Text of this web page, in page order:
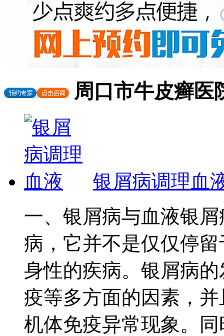
周口市牛皮癣医
银屑病调理血
一、银屑病与血液银
病，它并不是仅仅停
身性的疾病。银屑病
疫等多方面的因素，
机体免疫异常现象。